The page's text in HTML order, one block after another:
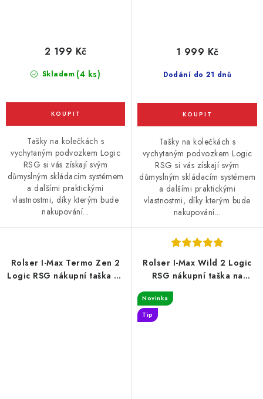
Skladem (4 ks)
2 199 Kč
Tašky na kolečkách s
vychytaným podvozkem Logic
RSG si vás získají svým
důmyslným skládacím systémem
a dalšími praktickými
vlastnostmi, díky kterým bude
nakupování...
Dodání do 21 dnů
1 999 Kč
Tašky na kolečkách s
vychytaným podvozkem Logic
RSG si vás získají svým
důmyslným skládacím systémem
a dalšími praktickými
vlastnostmi, díky kterým bude
nakupování...
Rolser I-Max Termo Zen 2
Logic RSG nákupní taška na
Rolser I-Max Wild 2 Logic
RSG nákupní taška na
kolečkách, leopardí vzor
Novinka
Tip